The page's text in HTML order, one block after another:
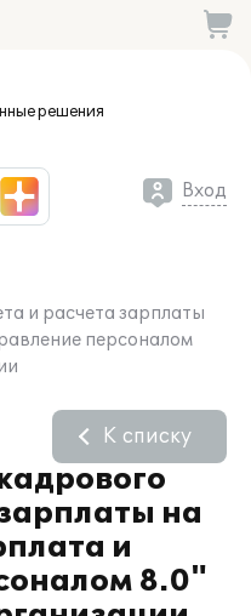
решения
Вход
и расчета зарплаты
персоналом
на
и
8.0"
К списку